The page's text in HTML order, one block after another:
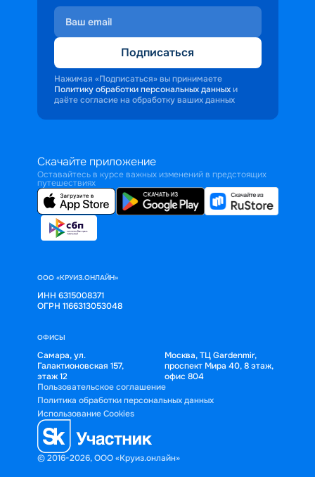
Подписаться
Нажимая «Подписаться» вы принимаете
Политику обработки персональных данных и
даёте согласие на обработку ваших данных
Скачайте приложение
Оставайтесь в курсе важных изменений в предстоящих
путешествиях
ООО «КРУИЗ.ОНЛАЙН»
ИНН 6315008371
ОГРН 1166313053048
ОФИСЫ
Самара, ул.
Галактионовская 157,
этаж 12
Москва, ТЦ Gardenmir,
проспект Мира 40, 8 этаж,
офис 804
© 2016-2026, ООО «Круиз.онлайн»
Пользовательское соглашение
Политика обработки персональных данных
Использование Cookies